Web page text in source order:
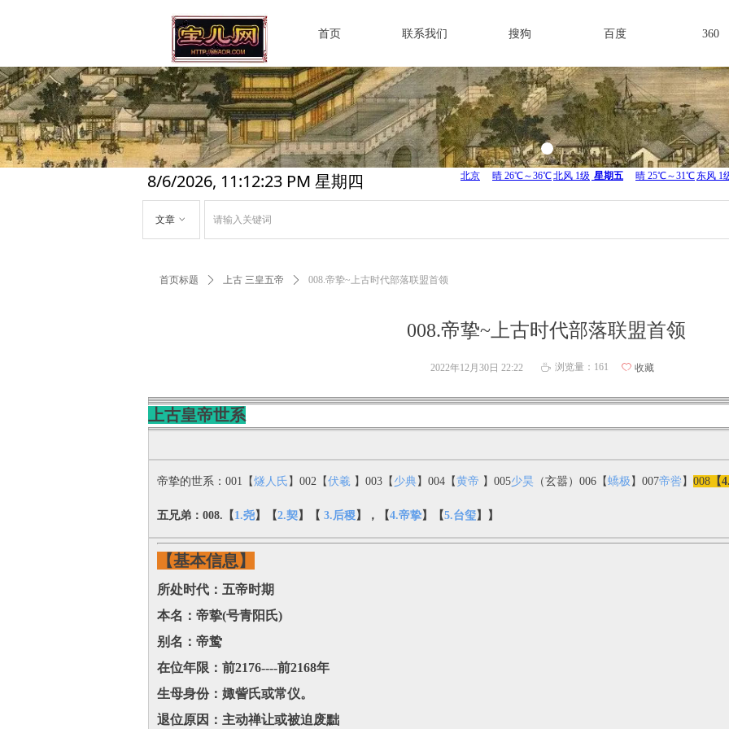
首页 联系我们 搜狗 百度 360
8/6/2026, 11:12:24 PM 星期四
文章 ꀁ
上古皇帝世系
帝挚的世系：001【燧人氏 】002【伏羲 】003【 少典】004【黄帝 】005少昊 （玄嚣）006【蟜极 】007帝喾】 008 【
五兄弟：008. 【 1.尧】【2.契】【 3.后稷】，【4.帝挚】【5.台玺】】
【基本信息】
所处时代：五帝时期
本名：帝挚(号‌青阳氏)
别名：帝鸷
在位年限：前2176----前2168年
生母身份：娵訾氏或常仪‌。
退位原因：主动禅让或被迫废黜‌
008.帝挚~上古时代部落联盟首领
2022年12月30日 22:22 ꄘ 浏览量： 161 ꄀ 收藏
首页标题 ꄲ 上古 三皇五帝 ꄲ 008.帝挚~上古时代部落联盟首领